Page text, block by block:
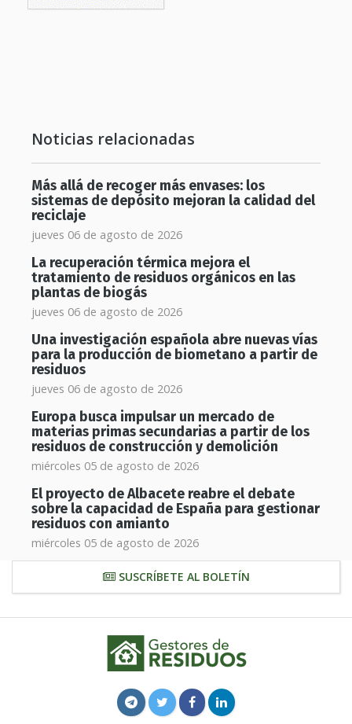
Noticias relacionadas
Más allá de recoger más envases: los
sistemas de depósito mejoran la calidad del
reciclaje
jueves 06 de agosto de 2026
La recuperación térmica mejora el
tratamiento de residuos orgánicos en las
plantas de biogás
jueves 06 de agosto de 2026
Una investigación española abre nuevas vías
para la producción de biometano a partir de
residuos
jueves 06 de agosto de 2026
Europa busca impulsar un mercado de
materias primas secundarias a partir de los
residuos de construcción y demolición
miércoles 05 de agosto de 2026
El proyecto de Albacete reabre el debate
sobre la capacidad de España para gestionar
residuos con amianto
miércoles 05 de agosto de 2026
SUSCRÍBETE AL BOLETÍN